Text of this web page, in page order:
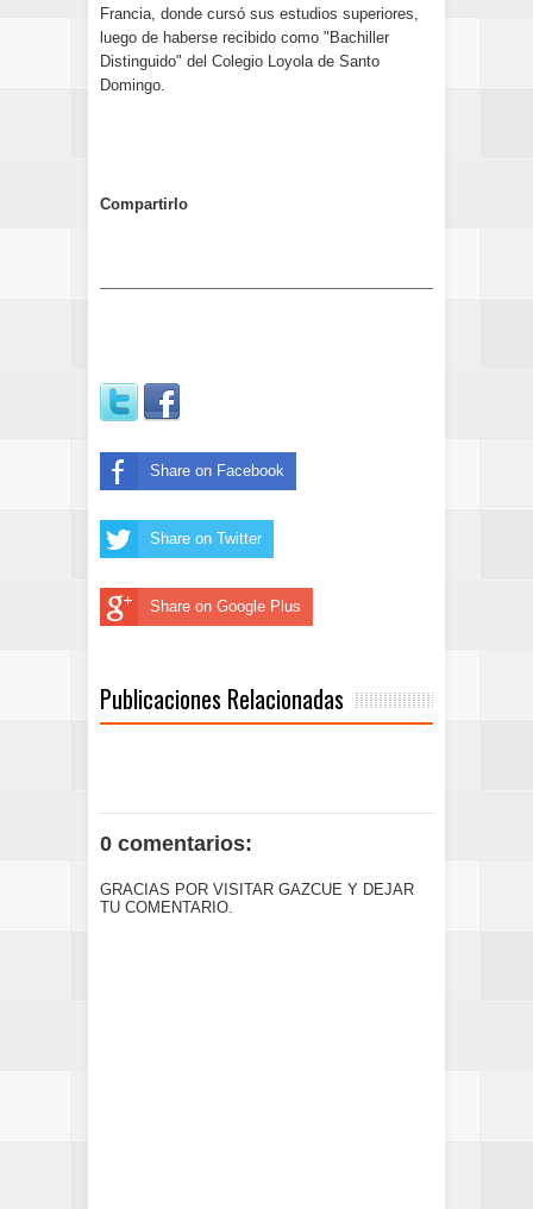
Francia, donde cursó sus estudios superiores,
luego de haberse recibido como "Bachiller
Distinguido" del Colegio Loyola de Santo
Domingo.
Compartirlo
Share on Facebook
Share on Twitter
Share on Google Plus
Publicaciones Relacionadas
0 comentarios:
GRACIAS POR VISITAR GAZCUE Y DEJAR
TU COMENTARIO.